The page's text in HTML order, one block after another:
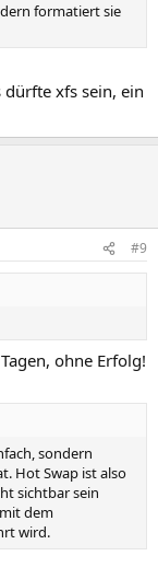
formatiert sie
xfs sein, ein
#9
ohne Erfolg!
sondern
Hot Swap ist also
sichtbar sein
dem
wird.